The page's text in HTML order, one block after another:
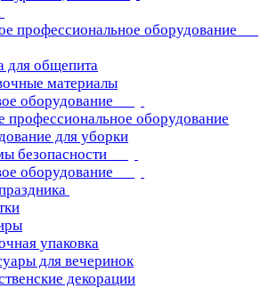
профессиональное оборудование
для общепита
материалы
оборудование
профессиональное оборудование
для уборки
безопасности
оборудование
упаковка
для вечеринок
декорации